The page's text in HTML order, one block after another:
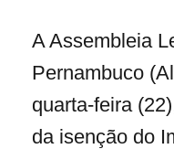
A Assembleia
Pernambuco
quarta-feira
da isenção do